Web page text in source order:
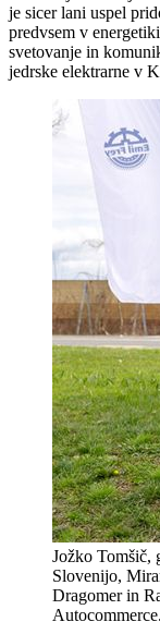
je sicer lani uspel
predvsem v
svetovanje in
jedrske elektrarne v
Jožko Tomšič,
Slovenijo,
Dragomer in
Autocommerce.